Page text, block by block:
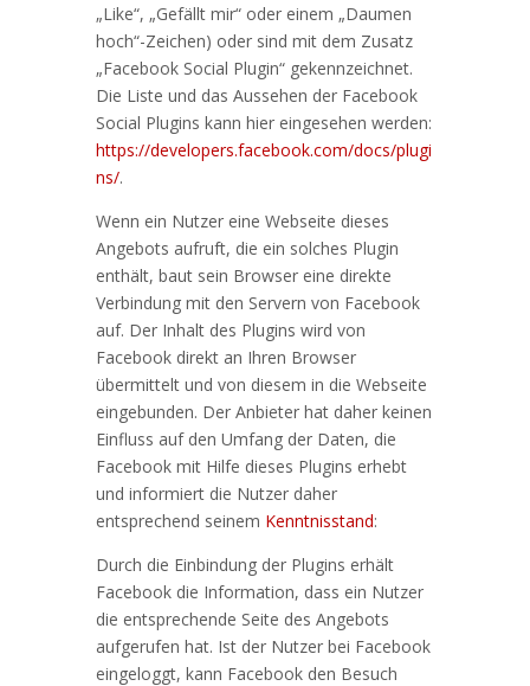
„Like“, „Gefällt mir“ oder einem „Daumen
hoch“-Zeichen) oder sind mit dem Zusatz
„Facebook Social Plugin“ gekennzeichnet.
Die Liste und das Aussehen der Facebook
Social Plugins kann hier eingesehen werden:
https://developers.facebook.com/docs/plugi
ns/.
Wenn ein Nutzer eine Webseite dieses
Angebots aufruft, die ein solches Plugin
enthält, baut sein Browser eine direkte
Verbindung mit den Servern von Facebook
auf. Der Inhalt des Plugins wird von
Facebook direkt an Ihren Browser
übermittelt und von diesem in die Webseite
eingebunden. Der Anbieter hat daher keinen
Einfluss auf den Umfang der Daten, die
Facebook mit Hilfe dieses Plugins erhebt
und informiert die Nutzer daher
entsprechend seinem Kenntnisstand:
Durch die Einbindung der Plugins erhält
Facebook die Information, dass ein Nutzer
die entsprechende Seite des Angebots
aufgerufen hat. Ist der Nutzer bei Facebook
eingeloggt, kann Facebook den Besuch